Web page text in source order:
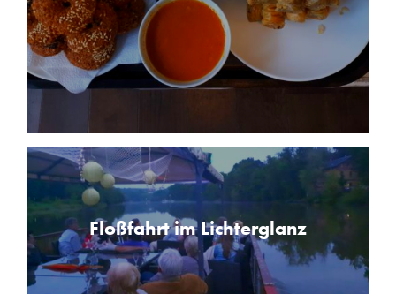
Floßfahrt im Lichterglanz